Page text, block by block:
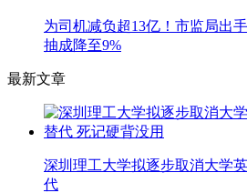
为司机减负超13亿！市监局出
抽成降至9%
最新文章
深圳理工大学拟逐步取消大学
代